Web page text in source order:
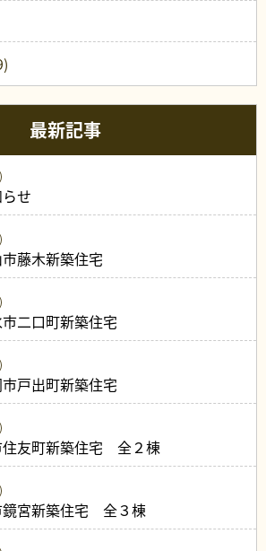
最新記事
せ
藤木新築住宅
二口町新築住宅
戸出町新築住宅
住友町新築住宅 全２棟
鏡宮新築住宅 全３棟